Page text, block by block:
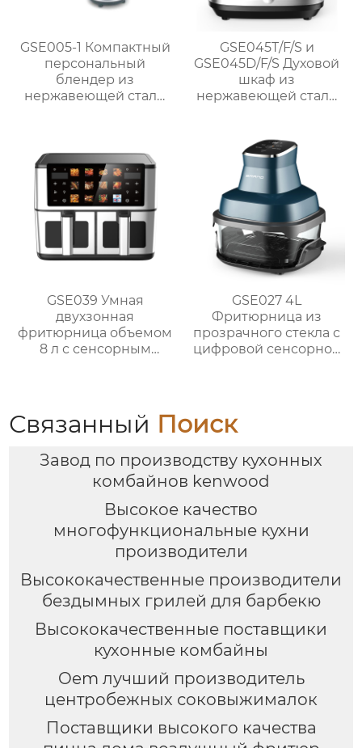
GSE005-1 Компактный
персональный
блендер из
нержавеющей стали
GSE045T/F/S и
GSE045D/F/S Духовой
шкаф из
нержавеющей стали
GSE039 Умная
двухзонная
фритюрница объемом
8 л с сенсорным
GSE027 4L
Фритюрница из
прозрачного стекла с
цифровой сенсорной
Связанный Поиск
Завод по производству кухонных
комбайнов kenwood
Высокое качество
многофункциональные кухни
производители
Высококачественные производители
бездымных грилей для барбекю
Высококачественные поставщики
кухонные комбайны
Oem лучший производитель
центробежных соковыжималок
Поставщики высокого качества